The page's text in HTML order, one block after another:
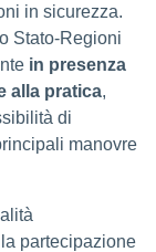
in sicurezza.
Stato-Regioni
in presenza
alla pratica,
di
manovre
la partecipazione